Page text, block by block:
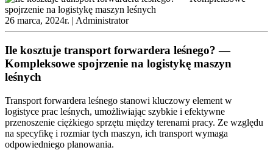
26 marca, 2024r. | Administrator
Ile kosztuje transport forwardera leśnego? —
Kompleksowe spojrzenie na logistykę maszyn
leśnych
Transport forwardera leśnego stanowi kluczowy element w
logistyce prac leśnych, umożliwiając szybkie i efektywne
przenoszenie ciężkiego sprzętu między terenami pracy. Ze względu
na specyfikę i rozmiar tych maszyn, ich transport wymaga
odpowiedniego planowania.